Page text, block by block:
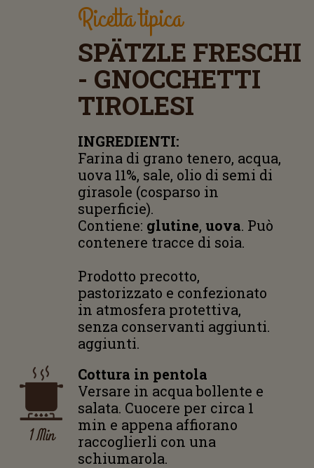
Ricetta tipica
SPÄTZLE FRESCHI
- GNOCCHETTI
TIROLESI
INGREDIENTI:
Farina di grano tenero, acqua,
uova 11%, sale, olio di semi di
girasole (cosparso in
superficie).
Contiene: glutine, uova. Può
contenere tracce di soia.
Prodotto precotto,
pastorizzato e confezionato
in atmosfera protettiva,
senza conservanti aggiunti.
aggiunti.
Cottura in pentola
Versare in acqua bollente e
salata. Cuocere per circa 1
min e appena affiorano
raccoglierli con una
schiumarola.
1 Min